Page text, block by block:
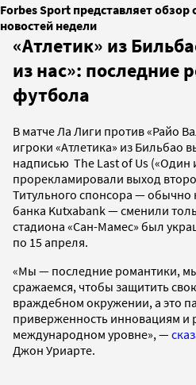
Forbes Sport представляет
новостей недели
«Атлетик» из
из нас»: последние
футбола
В матче Ла Лиги против «Райо
игроки «Атлетика» из Бильбао
надписью The Last of Us («Один
прорекламировали выход
Титульного спонсора — обычно
банка Kutxabank — сменили
стадиона «Сан-Мамес» был
по 15 апреля.
«Мы — последние романтики,
сражаемся, чтобы защитить
враждебном окружении, а это
приверженность инновациям и
международном уровне», —
Джон Уриарте.